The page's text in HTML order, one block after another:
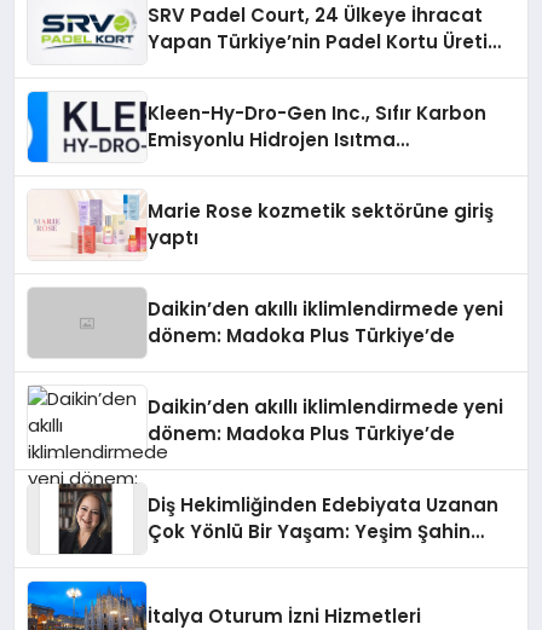
SRV Padel Court, 24 Ülkeye İhracat
Yapan Türkiye’nin Padel Kortu Üretim
Kleen-Hy-Dro-Gen Inc., Sıfır Karbon
Emisyonlu Hidrojen Isıtma
Marie Rose kozmetik sektörüne giriş
yaptı
Daikin’den akıllı iklimlendirmede yeni
dönem: Madoka Plus Türkiye’de
Daikin’den akıllı iklimlendirmede yeni
dönem: Madoka Plus Türkiye’de
Diş Hekimliğinden Edebiyata Uzanan
Çok Yönlü Bir Yaşam: Yeşim Şahin
İtalya Oturum İzni Hizmetleri